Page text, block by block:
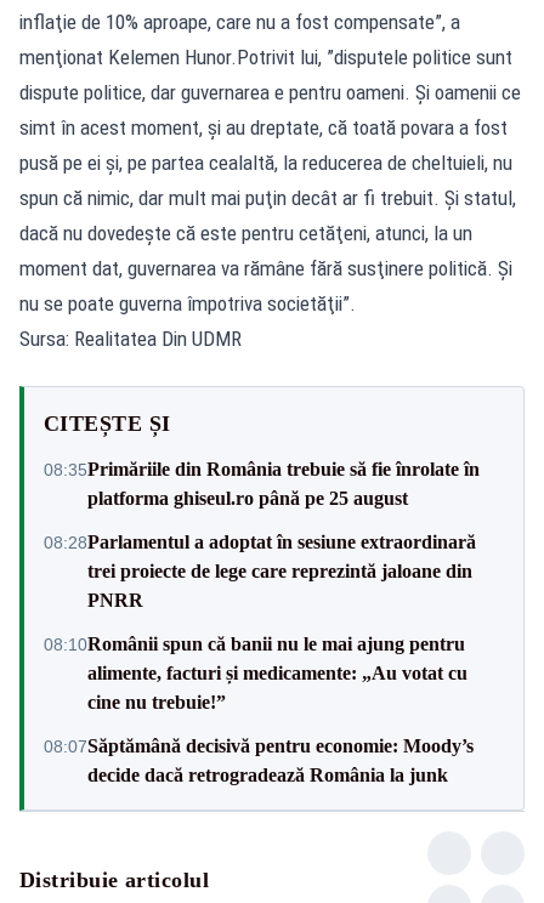
inflaţie de 10% aproape, care nu a fost compensate”, a
menţionat Kelemen Hunor.Potrivit lui, ”disputele politice sunt
dispute politice, dar guvernarea e pentru oameni. Şi oamenii ce
simt în acest moment, şi au dreptate, că toată povara a fost
pusă pe ei şi, pe partea cealaltă, la reducerea de cheltuieli, nu
spun că nimic, dar mult mai puţin decât ar fi trebuit. Şi statul,
dacă nu dovedeşte că este pentru cetăţeni, atunci, la un
moment dat, guvernarea va rămâne fără susţinere politică. Şi
nu se poate guverna împotriva societăţii”.
Sursa: Realitatea Din UDMR
CITEȘTE ȘI
08:35Primăriile din România trebuie să fie înrolate în
platforma ghiseul.ro până pe 25 august
08:28Parlamentul a adoptat în sesiune extraordinară
trei proiecte de lege care reprezintă jaloane din
PNRR
08:10Românii spun că banii nu le mai ajung pentru
alimente, facturi și medicamente: „Au votat cu
cine nu trebuie!”
08:07Săptămână decisivă pentru economie: Moody’s
decide dacă retrogradează România la junk
Distribuie articolul